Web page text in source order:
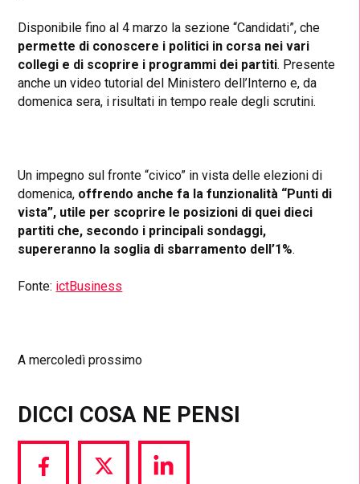
Disponibile fino al 4 marzo la sezione “Candidati”, che
permette di conoscere i politici in corsa nei vari
collegi e di scoprire i programmi dei partiti. Presente
anche un video tutorial del Ministero dell’Interno e, da
domenica sera, i risultati in tempo reale degli scrutini.
Un impegno sul fronte “civico” in vista delle elezioni di
domenica, offrendo anche fa la funzionalità “Punti di
vista”, utile per scoprire le posizioni di quei dieci
partiti che, secondo i principali sondaggi,
supereranno la soglia di sbarramento dell’1%.
Fonte: ictBusiness
A mercoledì prossimo
DICCI COSA NE PENSI
Share
Share
Share